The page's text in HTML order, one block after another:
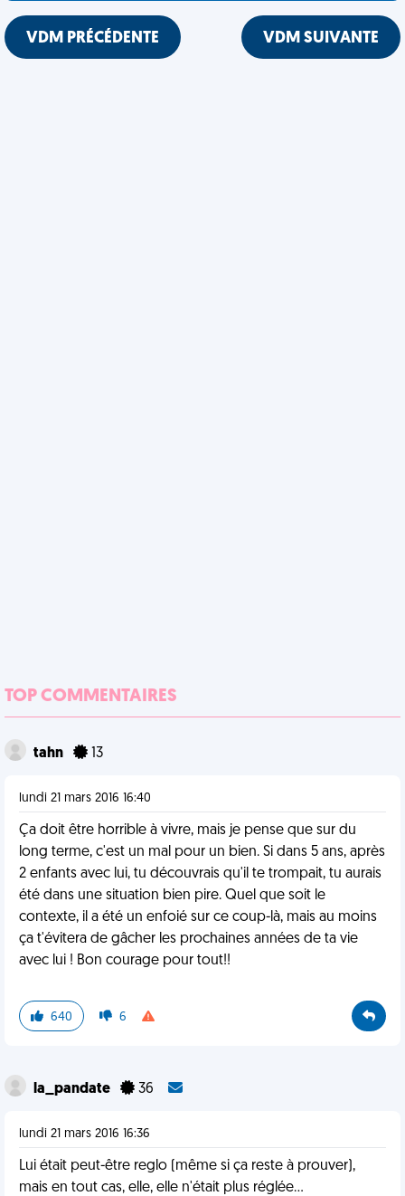
VDM PRÉCÉDENTE VDM SUIVANTE
TOP COMMENTAIRES
tahn 13
lundi 21 mars 2016 16:40
Ça doit être horrible à vivre, mais je pense que sur du
long terme, c'est un mal pour un bien. Si dans 5 ans, après
2 enfants avec lui, tu découvrais qu'il te trompait, tu aurais
été dans une situation bien pire. Quel que soit le
contexte, il a été un enfoié sur ce coup-là, mais au moins
ça t'évitera de gâcher les prochaines années de ta vie
avec lui ! Bon courage pour tout!!
640 6
la_pandate 36
lundi 21 mars 2016 16:36
Lui était peut-être reglo (même si ça reste à prouver),
mais en tout cas, elle, elle n'était plus réglée...